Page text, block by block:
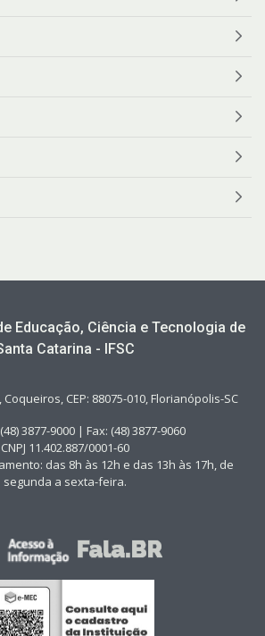
Educação, Ciência e Tecnologia de
Catarina - IFSC
Coqueiros, CEP: 88075-010, Florianópolis-SC
3877-9000 | Fax: (48) 3877-9060
CNPJ 11.402.887/0001-60
das 8h às 12h e das 13h às 17h, de
segunda a sexta-feira.